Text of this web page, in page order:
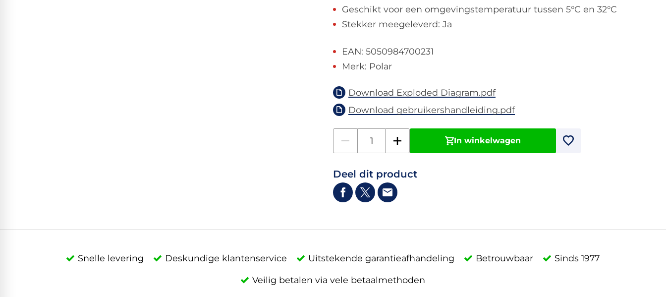
Geschikt voor een omgevingstemperatuur tussen 5°C en 32°C
Stekker meegeleverd: Ja
EAN: 5050984700231
Merk: Polar
Download Exploded Diagram.pdf
Download gebruikershandleiding.pdf
In winkelwagen
Deel dit product
Snelle levering Deskundige klantenservice Uitstekende garantieafhandeling Betrouwbaar Sinds 1977
Veilig betalen via vele betaalmethoden